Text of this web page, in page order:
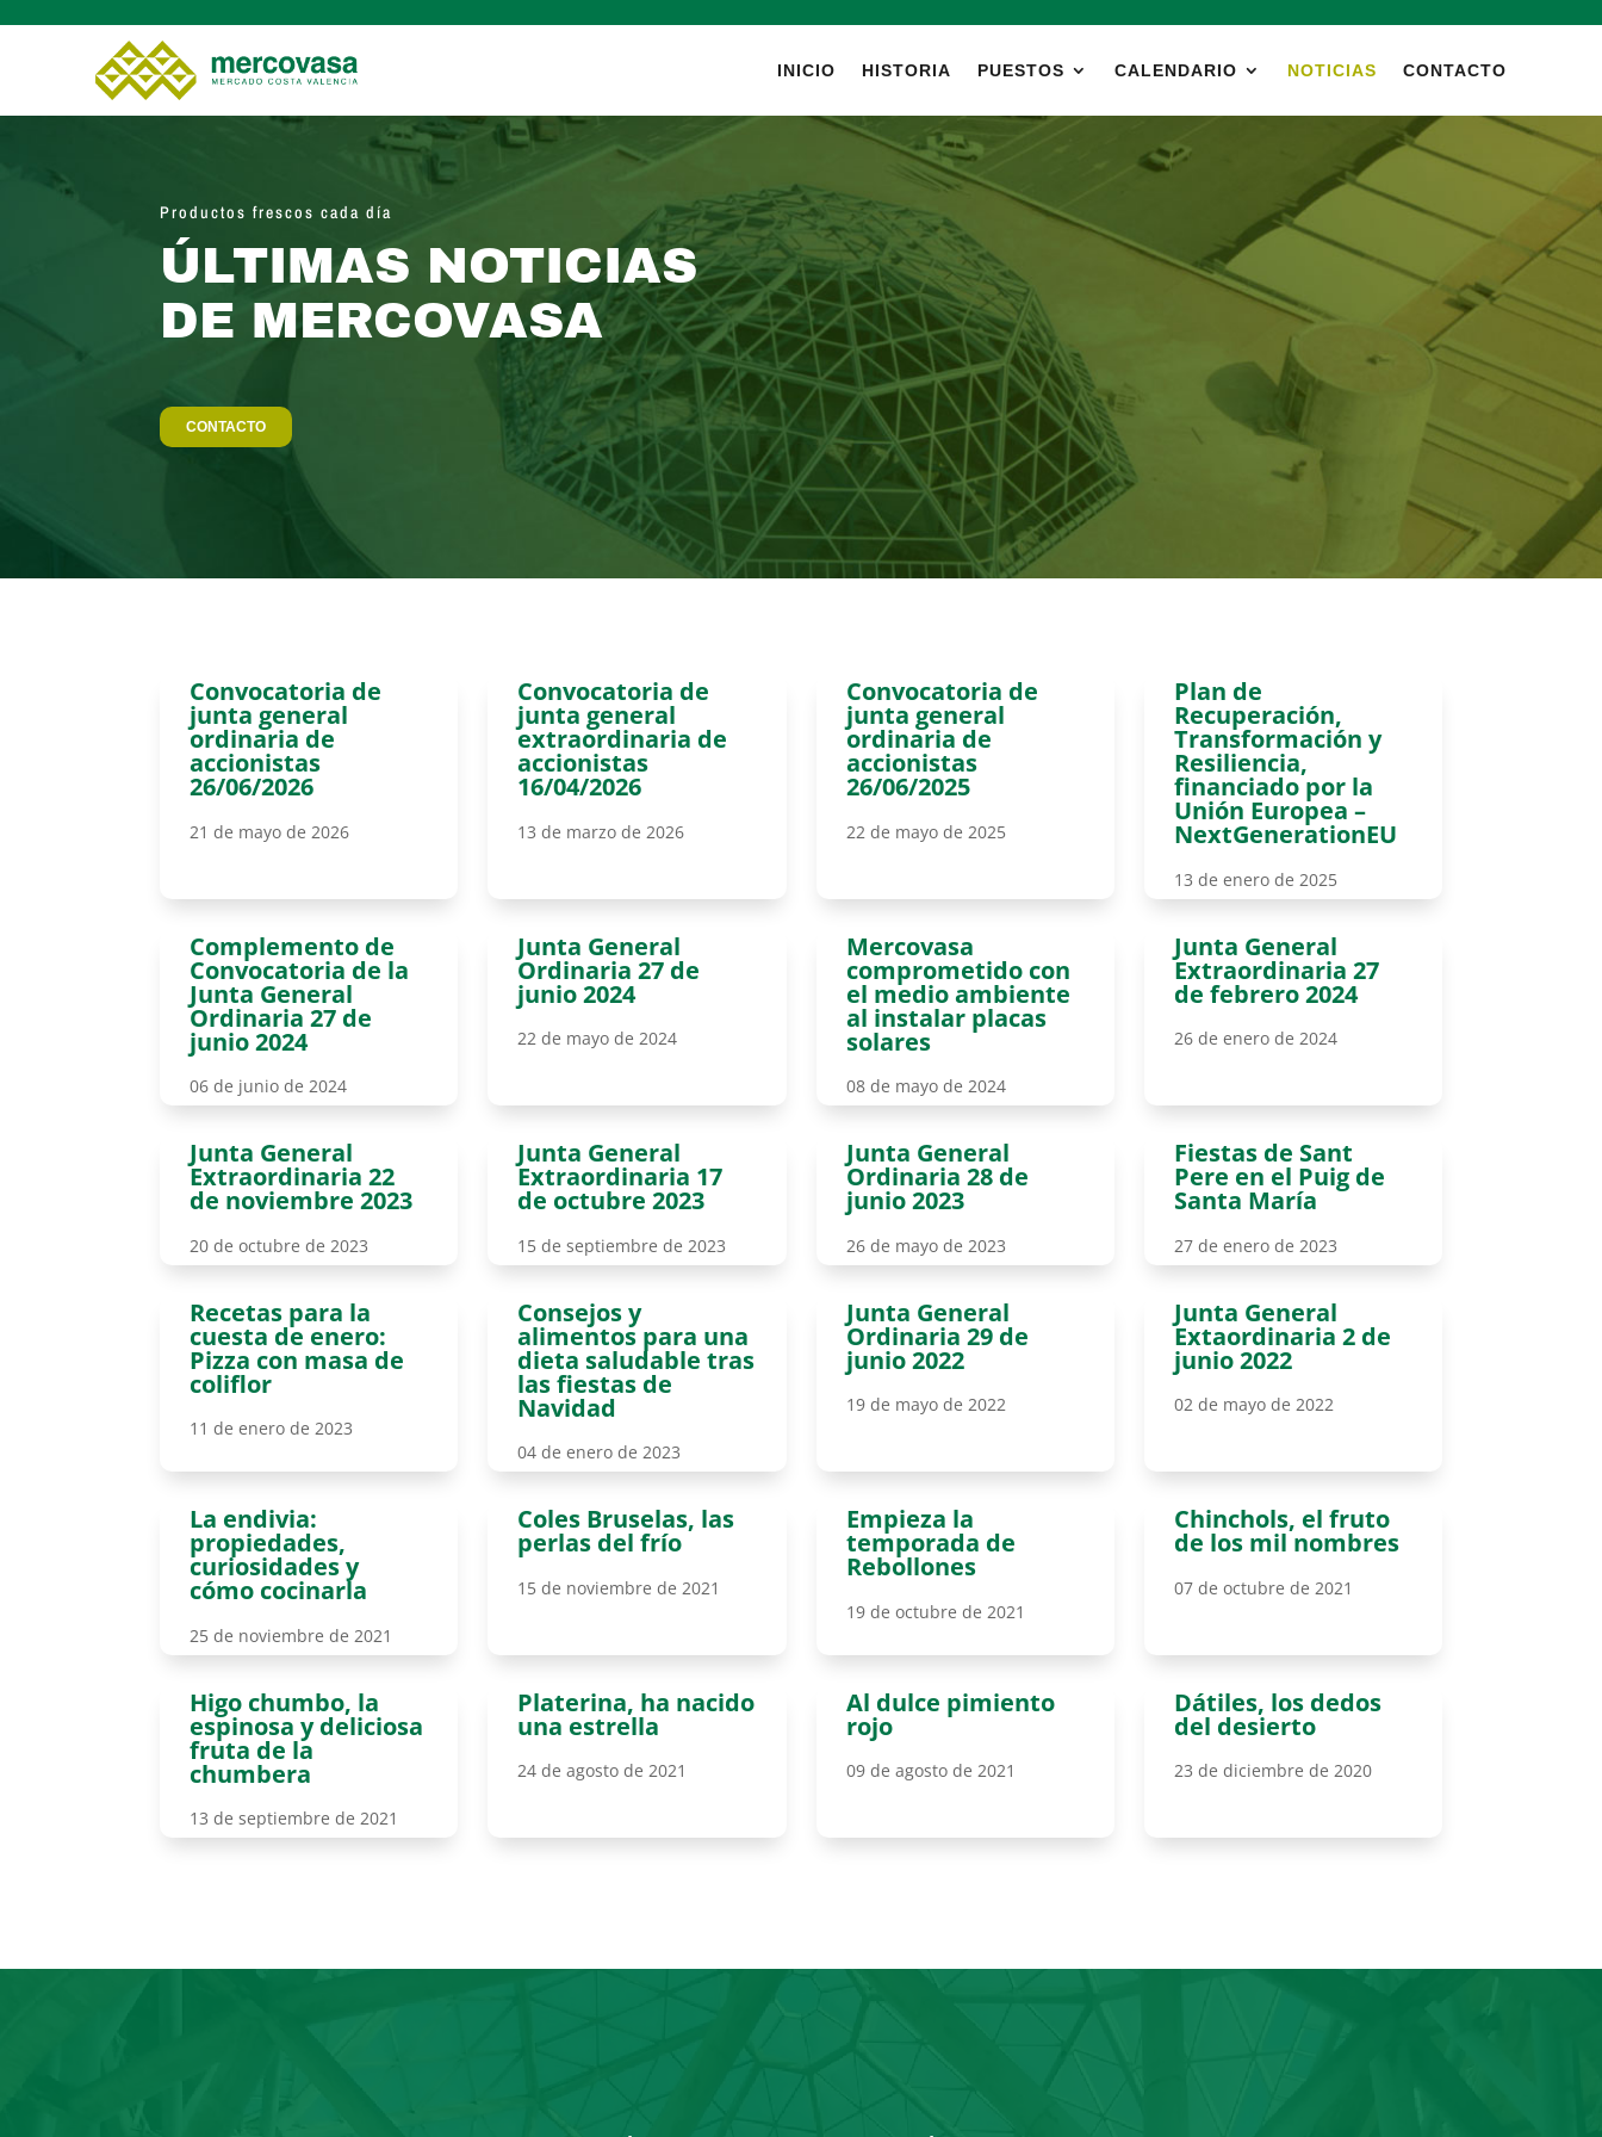
INICIO HISTORIA PUESTOS CALENDARIO NOTICIAS CONTACTO
Productos frescos cada día
ÚLTIMAS NOTICIAS
DE MERCOVASA
CONTACTO
Convocatoria de
junta general
ordinaria de
accionistas
26/06/2026
21 de mayo de 2026
Convocatoria de
junta general
extraordinaria de
accionistas
16/04/2026
13 de marzo de 2026
Convocatoria de
junta general
ordinaria de
accionistas
26/06/2025
22 de mayo de 2025
Plan de
Recuperación,
Transformación y
Resiliencia,
financiado por la
Unión Europea –
NextGenerationEU
13 de enero de 2025
Complemento de
Convocatoria de la
Junta General
Ordinaria 27 de
junio 2024
06 de junio de 2024
Junta General
Ordinaria 27 de
junio 2024
22 de mayo de 2024
Mercovasa
comprometido con
el medio ambiente
al instalar placas
solares
08 de mayo de 2024
Junta General
Extraordinaria 27
de febrero 2024
26 de enero de 2024
Junta General
Extraordinaria 22
de noviembre 2023
20 de octubre de 2023
Junta General
Extraordinaria 17
de octubre 2023
15 de septiembre de 2023
Junta General
Ordinaria 28 de
junio 2023
26 de mayo de 2023
Fiestas de Sant
Pere en el Puig de
Santa María
27 de enero de 2023
Recetas para la
cuesta de enero:
Pizza con masa de
coliflor
11 de enero de 2023
Consejos y
alimentos para una
dieta saludable tras
las fiestas de
Navidad
04 de enero de 2023
Junta General
Ordinaria 29 de
junio 2022
19 de mayo de 2022
Junta General
Extaordinaria 2 de
junio 2022
02 de mayo de 2022
La endivia:
propiedades,
curiosidades y
cómo cocinarla
25 de noviembre de 2021
Coles Bruselas, las
perlas del frío
15 de noviembre de 2021
Empieza la
temporada de
Rebollones
19 de octubre de 2021
Chinchols, el fruto
de los mil nombres
07 de octubre de 2021
Higo chumbo, la
espinosa y deliciosa
fruta de la
chumbera
13 de septiembre de 2021
Platerina, ha nacido
una estrella
24 de agosto de 2021
Al dulce pimiento
rojo
09 de agosto de 2021
Dátiles, los dedos
del desierto
23 de diciembre de 2020